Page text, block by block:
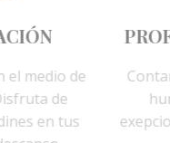
RELAJACIÓN
en el medio
la ciudad. Disfruta de
nuestros jardines en tus